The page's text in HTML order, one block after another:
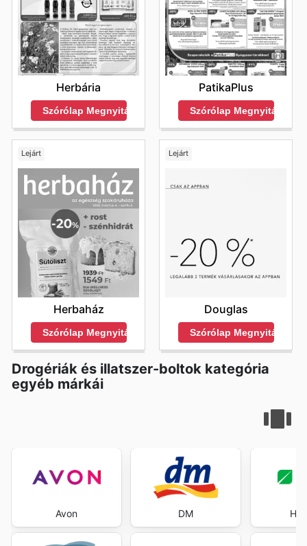
Herbária
Szórólap Megnyitása
PatikaPlus
Szórólap Megnyitása
Lejárt
Herbaház
Szórólap Megnyitása
Lejárt
Douglas
Szórólap Megnyitása
Drogériák és illatszer-boltok kategória
egyéb márkái
Avon DM